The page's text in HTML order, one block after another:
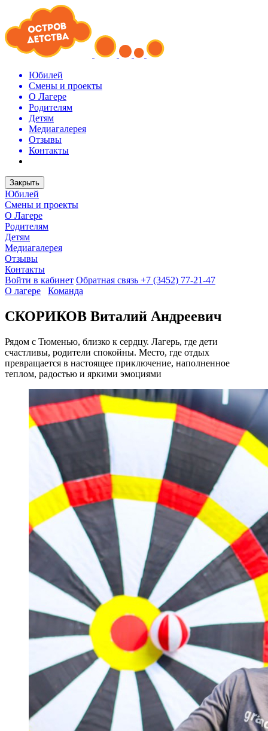
Юбилей
Смены и проекты
О Лагере
Родителям
Детям
Медиагалерея
Отзывы
Контакты
Закрыть
Юбилей
Смены и проекты
О Лагере
Родителям
Детям
Медиагалерея
Отзывы
Контакты
Войти в кабинет Обратная связь +7 (3452) 77-21-47
О лагере
Команда
СКОРИКОВ Виталий Андреевич
Рядом с Тюменью, близко к сердцу. Лагерь, где дети
счастливы, родители спокойны. Место, где отдых
превращается в настоящее приключение, наполненное
теплом, радостью и яркими эмоциями